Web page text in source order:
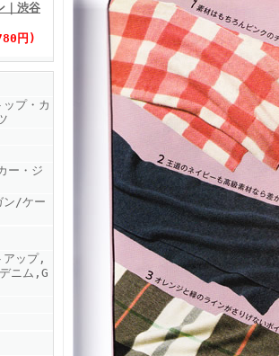
号
｜渋谷
円)
ップ・カ
ー・ジ
ン/ケー
アップ,
ニム,G